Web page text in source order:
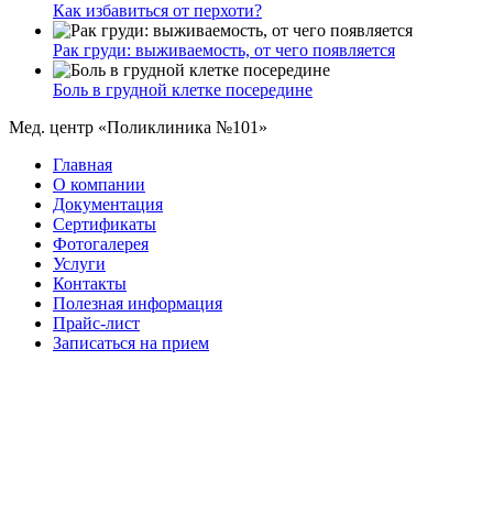
Как избавиться от перхоти?
Рак груди: выживаемость, от чего появляется
Боль в грудной клетке посередине
Мед. центр «Поликлиника №101»
Главная
О компании
Документация
Сертификаты
Фотогалерея
Услуги
Контакты
Полезная информация
Прайс-лист
Записаться на прием